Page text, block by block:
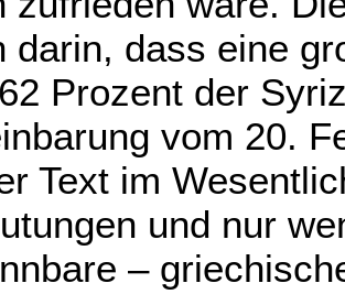
darin, dass eine
Prozent der
vom 20.
Text im
und nur
–